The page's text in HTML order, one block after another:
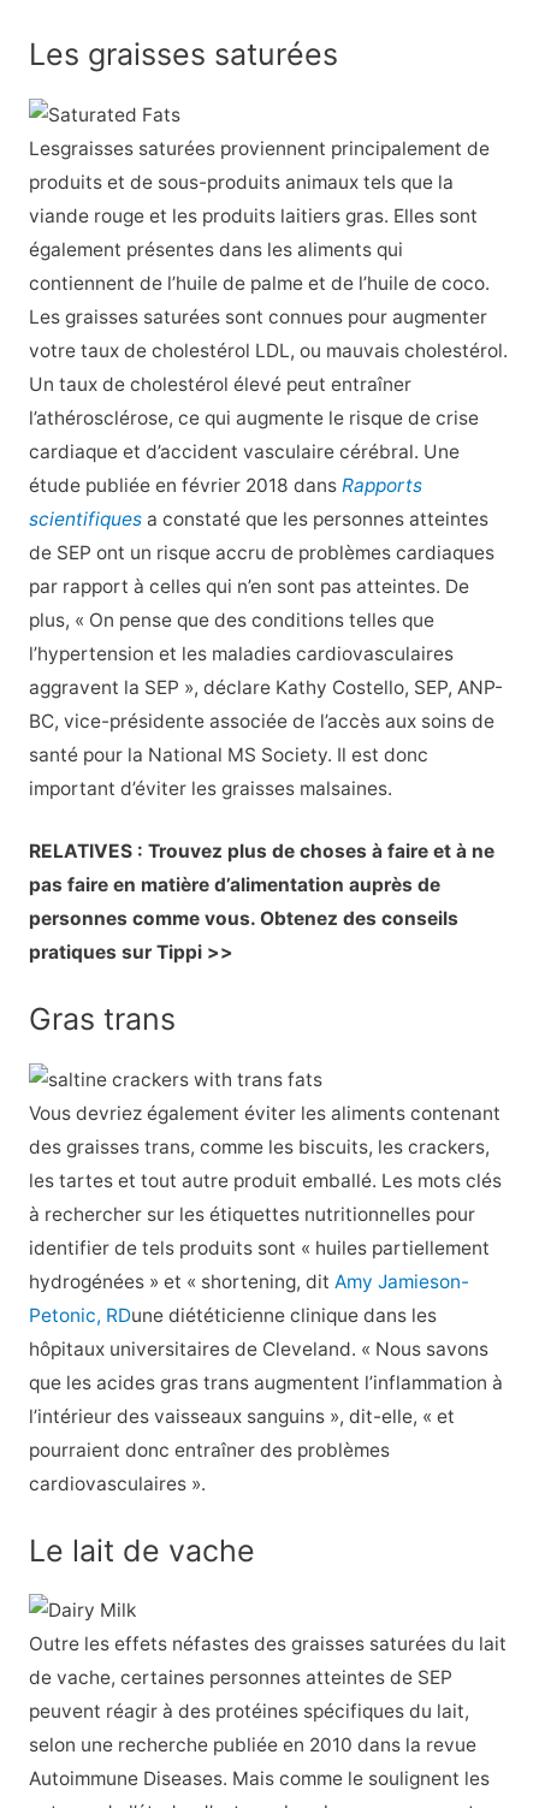
Les graisses saturées
Lesgraisses saturéesproviennent principalement de
produits et de sous-produits animaux tels que la
viande rouge et les produits laitiers gras. Elles sont
également présentes dans les aliments qui
contiennent de l’huile de palme et de l’huile de coco.
Les graisses saturées sont connues pour augmenter
votre taux de cholestérol LDL, ou mauvais cholestérol.
Un taux de cholestérol élevé peut entraîner
l’athérosclérose, ce qui augmente le risque de crise
cardiaque et d’accident vasculaire cérébral. Une
étude publiée en février 2018 dans Rapports
scientifiquesa constaté que les personnes atteintes
de SEP ont un risque accru de problèmes cardiaques
par rapport à celles qui n’en sont pas atteintes. De
plus, « On pense que des conditions telles que
l’hypertension et les maladies cardiovasculaires
aggravent la SEP », déclare Kathy Costello, SEP, ANP-
BC, vice-présidente associée de l’accès aux soins de
santé pour la National MS Society. Il est donc
important d’éviter les graisses malsaines.
RELATIVES : Trouvez plus de choses à faire et à ne
pas faire en matière d’alimentation auprès de
personnes comme vous. Obtenez des conseils
pratiques sur Tippi >>
Gras trans
Vous devriez également éviter les aliments contenant
des graisses trans, comme les biscuits, les crackers,
les tartes et tout autre produit emballé. Les mots clés
à rechercher sur les étiquettes nutritionnelles pour
identifier de tels produits sont « huiles partiellement
hydrogénées » et « shortening, dit Amy Jamieson-
Petonic, RDune diététicienne clinique dans les
hôpitaux universitaires de Cleveland. « Nous savons
que les acides gras trans augmentent l’inflammation à
l’intérieur des vaisseaux sanguins », dit-elle, « et
pourraient donc entraîner des problèmes
cardiovasculaires ».
Le lait de vache
Outre les effets néfastes des graisses saturées du lait
de vache, certaines personnes atteintes de SEP
peuvent réagir à des protéines spécifiques du lait,
selon une recherche publiée en 2010 dans la revue
Autoimmune Diseases. Mais comme le soulignent les